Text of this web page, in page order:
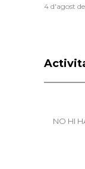
4 d'agost
NO HI